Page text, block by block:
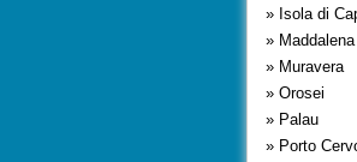
» Isola di
» Maddalena
» Muravera
» Orosei
» Palau
» Porto